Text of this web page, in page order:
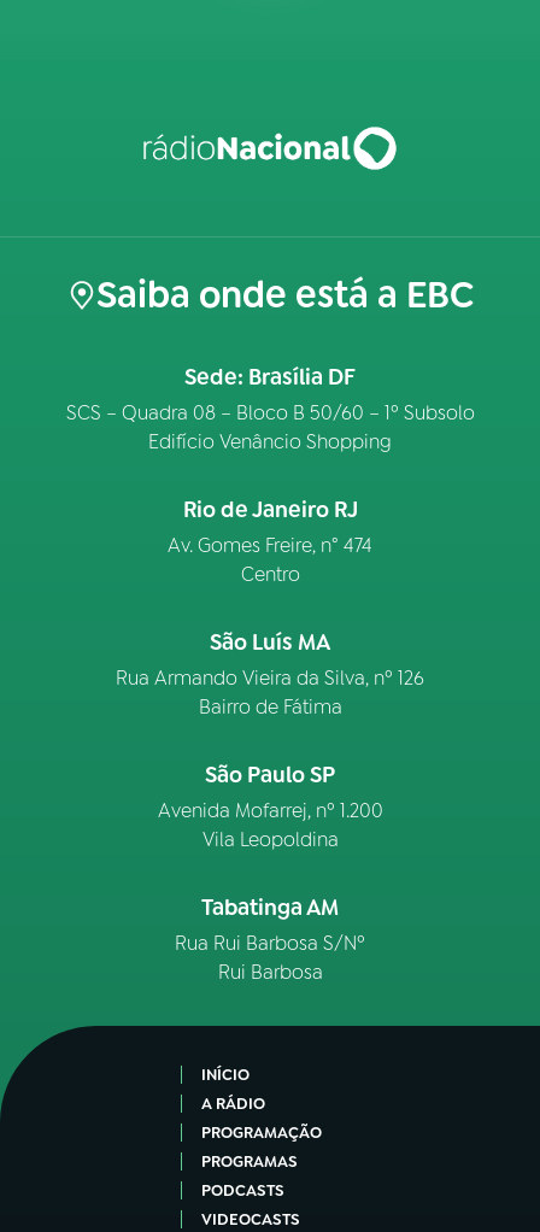
Saiba onde está a EBC
Sede: Brasília DF
SCS – Quadra 08 – Bloco B 50/60 – 1º Subsolo
Edifício Venâncio Shopping
Rio de Janeiro RJ
Av. Gomes Freire, n° 474
Centro
São Luís MA
Rua Armando Vieira da Silva, nº 126
Bairro de Fátima
São Paulo SP
Avenida Mofarrej, nº 1.200
Vila Leopoldina
Tabatinga AM
Rua Rui Barbosa S/Nº
Rui Barbosa
INÍCIO
A RÁDIO
PROGRAMAÇÃO
PROGRAMAS
PODCASTS
VIDEOCASTS